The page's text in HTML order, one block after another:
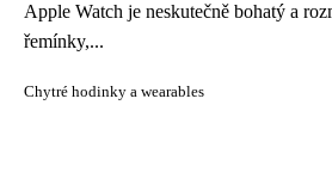
Apple Watch je neskutečně bohatý a
řemínky,...
Chytré hodinky a wearables